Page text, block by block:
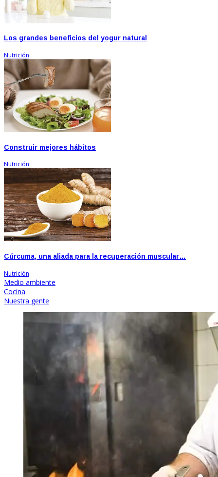
Los grandes beneficios del yogur natural
Nutrición
Construir mejores hábitos
Nutrición
Cúrcuma, una aliada para la recuperación muscular…
Nutrición
Medio ambiente
Cocina
Nuestra gente